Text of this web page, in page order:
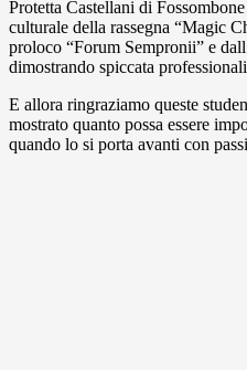
Protetta Castellani di
culturale della rassegna “Magic
proloco “Forum Sempronii” e
dimostrando spiccata
E allora ringraziamo queste
mostrato quanto possa essere
quando lo si porta avanti con